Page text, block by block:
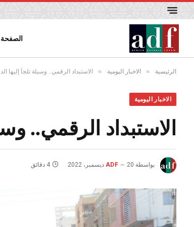
الصفحة
الرئيسية » الاخبار اليومية » الاستبداد الرقمي.. وسيلة تلجأ إليها
الاخبار اليومية
الاستبداد الرقمي..
بواسطة ADF 20 ديسمبر، 2022 4 دقائق